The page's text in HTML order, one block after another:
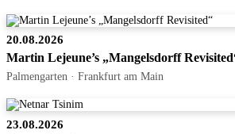
20.08.2026
Martin Lejeune’s „Mangelsdorff
Palmengarten · Frankfurt am Main
23.08.2026